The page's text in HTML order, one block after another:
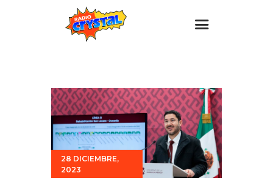
Estaciones
Eventos
Promociones
Noticias
Para ti
28 DICIEMBRE,
2023